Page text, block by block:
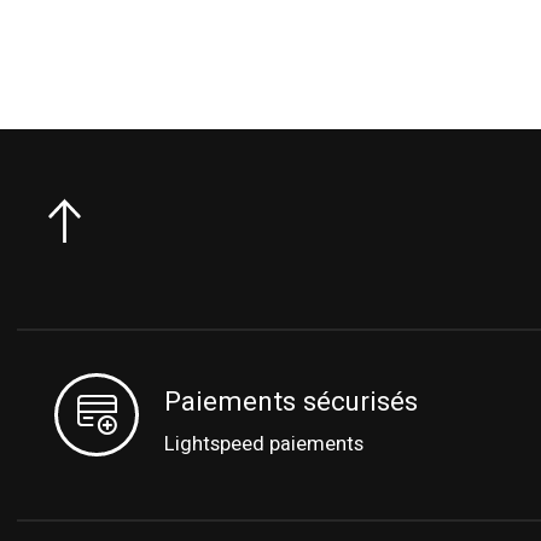
Paiements sécurisés
Lightspeed paiements